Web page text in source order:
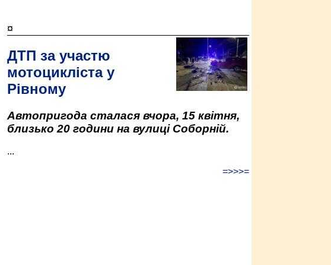
¤
ДТП за участю
мотоцикліста у
Рівному
Автопригода сталася вчора, 15 квітня,
близько 20 години на вулиці Соборній.
...
=>>>=